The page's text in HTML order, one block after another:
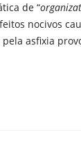
de “
nocivos
asfixia